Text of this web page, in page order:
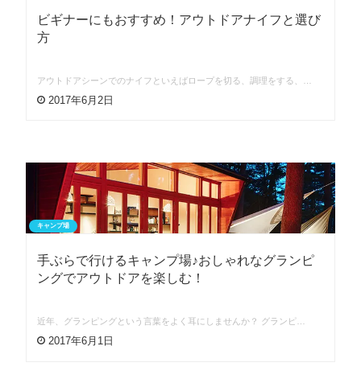
ビギナーにもおすすめ！アウトドアナイフと選び
方
アウトドアシーンでのナイフといえばロープを切る、調理をする、…
2017年6月2日
キャンプ場
手ぶらで行けるキャンプ場♪おしゃれなグランピ
ングでアウトドアを楽しむ！
近年、グランピングという言葉をよく耳にしませんか？ グランピ…
2017年6月1日